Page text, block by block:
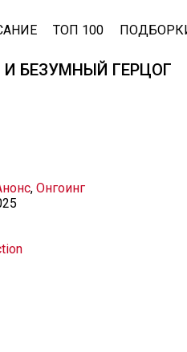
ТОП 100
БЕЗУМНЫЙ ГЕРЦОГ
, Онгоинг